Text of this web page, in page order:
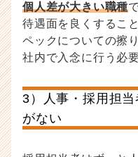
個人差が大きい職種
待遇面を良くするこ
ペックについての擦
社内で入念に行う必
3）人事・採用担
がない